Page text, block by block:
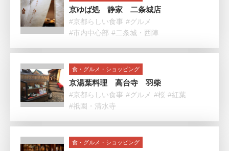
京ゆば処 静家 二条城店
#京都らしい食事 #グルメ
#市内中心部 #二条城・西陣
食・グルメ・ショッピング
京湯葉料理 高台寺 羽柴
#京都らしい食事 #グルメ #桜 #紅葉
#祇園・清水寺
食・グルメ・ショッピング